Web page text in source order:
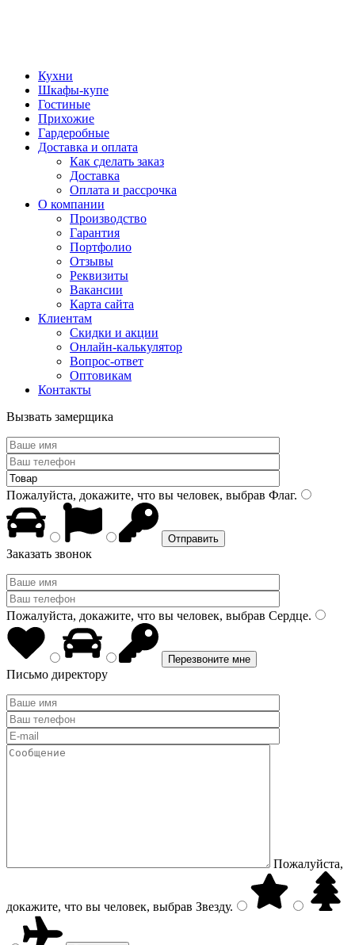
Кухни
Шкафы-купе
Гостиные
Прихожие
Гардеробные
Доставка и оплата
Как сделать заказ
Доставка
Оплата и рассрочка
О компании
Производство
Гарантия
Портфолио
Отзывы
Реквизиты
Вакансии
Карта сайта
Клиентам
Скидки и акции
Онлайн-калькулятор
Вопрос-ответ
Оптовикам
Контакты
Вызвать замерщика
Пожалуйста, докажите, что вы человек, выбрав Флаг.
Заказать звонок
Пожалуйста, докажите, что вы человек, выбрав Сердце.
Письмо директору
Пожалуйста,
докажите, что вы человек, выбрав Звезду.